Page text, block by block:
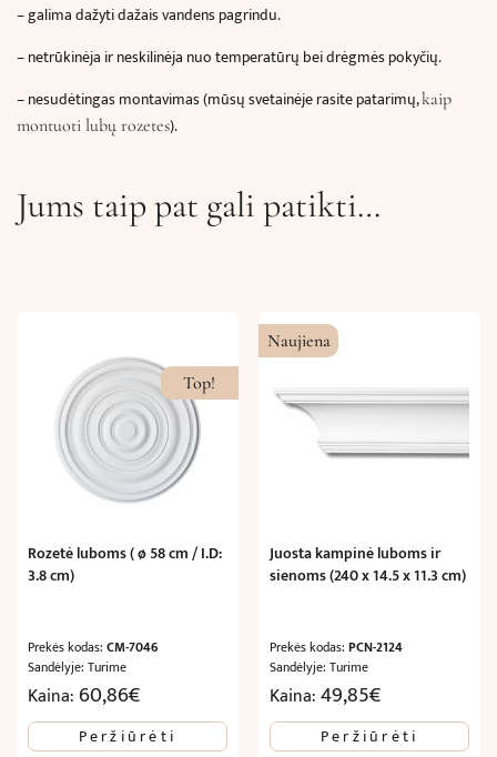
– galima dažyti dažais vandens pagrindu.
– netrūkinėja ir neskilinėja nuo temperatūrų bei drėgmės pokyčių.
– nesudėtingas montavimas (mūsų svetainėje rasite patarimų,kaip
montuoti lubų rozetes).
Jums taip pat gali patikti…
Top!
Rozetė luboms ( ø 58 cm / I.D:
3.8 cm)
Prekės kodas: CM-7046
Sandėlyje: Turime
Kaina:60,86€
Peržiūrėti
Naujiena
Juosta kampinė luboms ir
sienoms (240 x 14.5 x 11.3 cm)
Prekės kodas:PCN-2124
Sandėlyje: Turime
Kaina:49,85€
Peržiūrėti